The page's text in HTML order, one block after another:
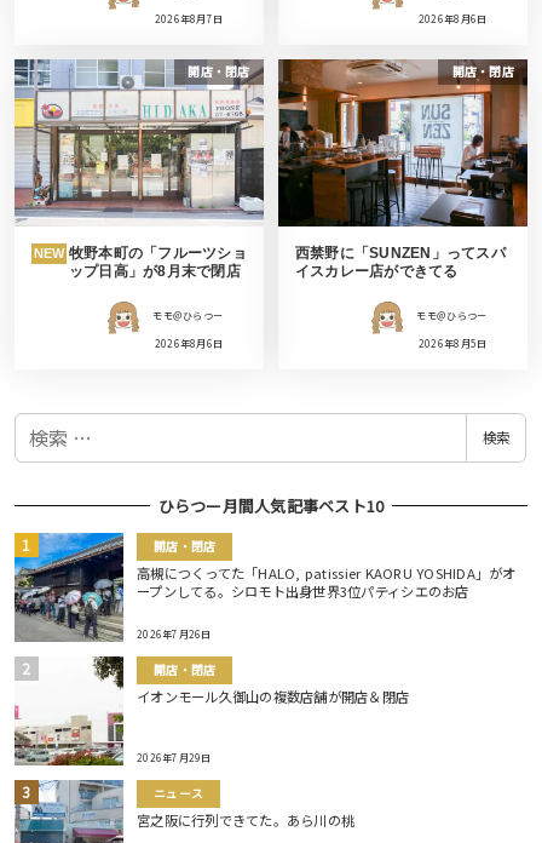
2026年8月7日 2026年8月6日
開店・閉店
NEW 牧野本町の「フルーツショ
ップ日高」が8月末で閉店
モモ＠ひらつー
2026年8月6日
開店・閉店
西禁野に「SUNZEN」ってスパ
イスカレー店ができてる
モモ＠ひらつー
2026年8月5日
検
検索
ひらつー月間人気記事ベスト10
開店・閉店
高槻につくってた「HALO, patissier KAORU YOSHIDA」がオ
ープンしてる。シロモト出身世界3位パティシエのお店
2026年7月26日
開店・閉店
イオンモール久御山の複数店舗が開店＆閉店
2026年7月29日
ニュース
宮之阪に行列できてた。あら川の桃